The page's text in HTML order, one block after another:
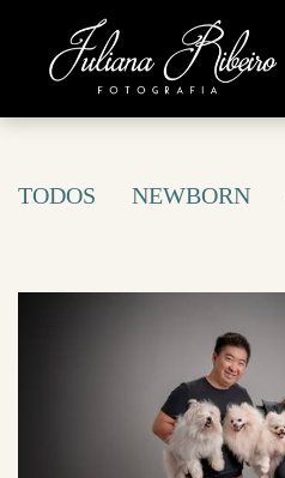
TODOS NEWBORN